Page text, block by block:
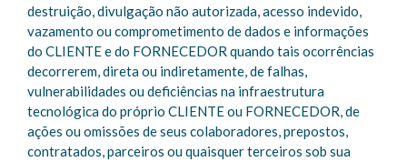
destruição, divulgação não autorizada, acesso indevido,
vazamento ou comprometimento de dados e informações
do CLIENTE e do FORNECEDOR quando tais ocorrências
decorrerem, direta ou indiretamente, de falhas,
vulnerabilidades ou deficiências na infraestrutura
tecnológica do próprio CLIENTE ou FORNECEDOR, de
ações ou omissões de seus colaboradores, prepostos,
contratados, parceiros ou quaisquer terceiros sob sua